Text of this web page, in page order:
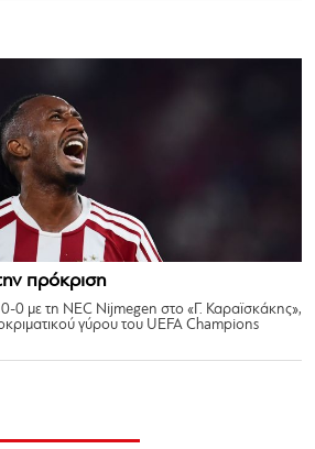
πρόκριση
0 με τη NEC Nijmegen στο «Γ. Καραϊσκάκης»,
γύρου του UEFA Champions